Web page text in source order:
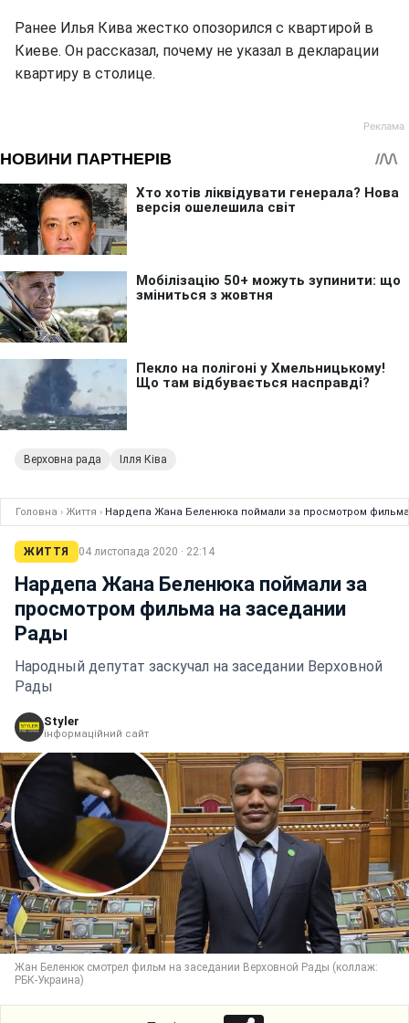
Ранее Илья Кива жестко опозорился с квартирой в
Киеве. Он рассказал, почему не указал в декларации
квартиру в столице.
Верховна рада Ілля Ківа
Головна › Життя › Нардепа Жана Беленюка поймали за просмотром
ЖИТТЯ 04 листопада 2020 · 22:14
Нардепа Жана Беленюка поймали за
просмотром фильма на заседании
Рады
Народный депутат заскучал на заседании Верховной
Рады
Styler
інформаційний сайт
Жан Беленюк смотрел фильм на заседании Верховной Рады (коллаж:
РБК-Украина)